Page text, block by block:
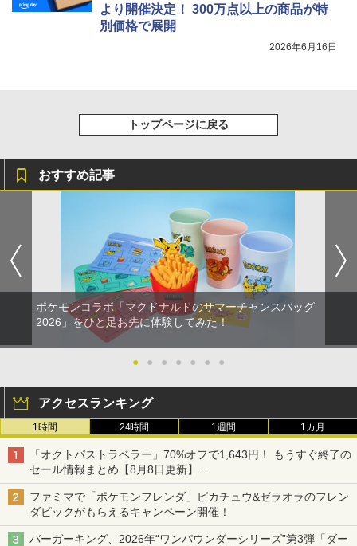
より開催決定！ 300万点以上の商品が特
別価格で展開
2026年6月16日
トップページに戻る
おすすめ記事
ポケモンコラボ「マクドナルドのサマーチャンスバッグ
2026」をひと足お先に体験してみた！
● ● ● ● ● ● ●
アクセスランキング
1時間 24時間 1週間 1カ月
「オクトパストラベラー」70%オフで1,643円！ もうすぐ終了の
セール情報まとめ【8月8日更新】
ニンテンドーeショップでは「大神 絶景版」が67%オフで990円
ファミマで「ポケモンフレンダ」ピカチュウ&ゼラオラのフレン
ダピックがもらえるキャンペーン開催！
バーガーキング、2026年“ワンパウンダーシリーズ”第3弾「ダー